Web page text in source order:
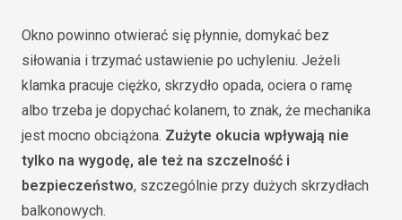
Okno powinno otwierać się płynnie, domykać bez
siłowania i trzymać ustawienie po uchyleniu. Jeżeli
klamka pracuje ciężko, skrzydło opada, ociera o ramę
albo trzeba je dopychać kolanem, to znak, że mechanika
jest mocno obciążona. Zużyte okucia wpływają nie
tylko na wygodę, ale też na szczelność i
bezpieczeństwo, szczególnie przy dużych skrzydłach
balkonowych.